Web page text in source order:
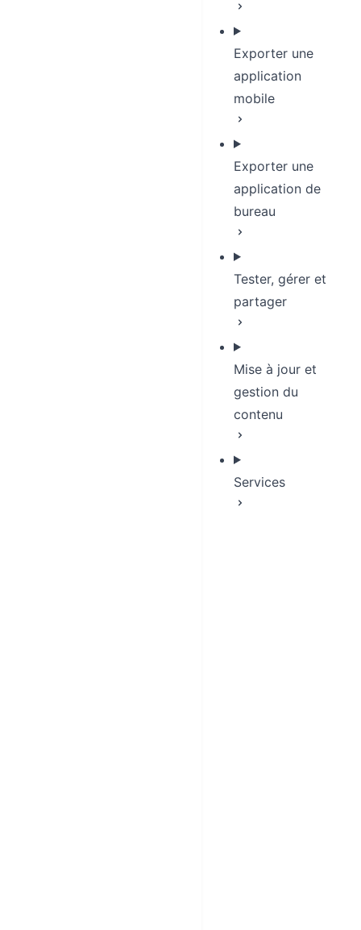
Exporter une
application
mobile
Exporter une
application de
bureau
Tester, gérer et
partager
Mise à jour et
gestion du
contenu
Services